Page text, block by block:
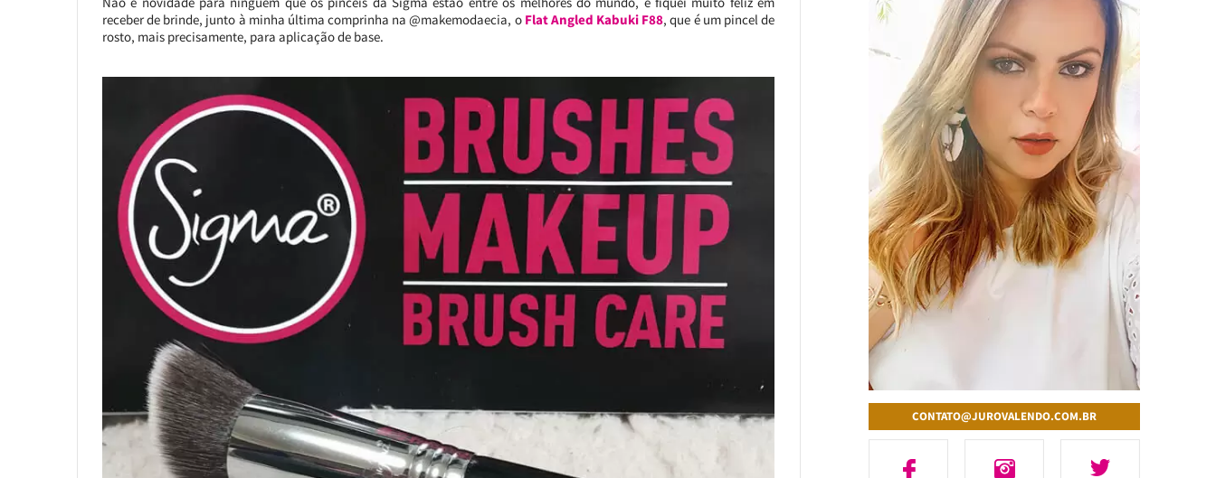
receber de brinde, junto à minha última comprinha na @makemodaecia, o Flat Angled Kabuki F88, que é um pincel de
rosto, mais precisamente, para aplicação de base.
CONTATO@JUROVALENDO.COM.BR